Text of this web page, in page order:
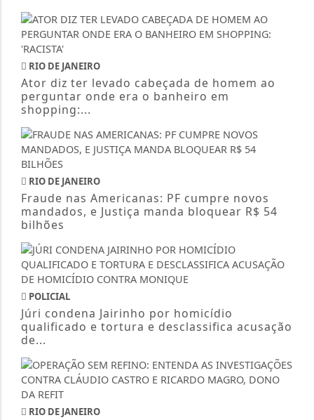
RIO DE JANEIRO
Ator diz ter levado cabeçada de homem ao
perguntar onde era o banheiro em
shopping:...
RIO DE JANEIRO
Fraude nas Americanas: PF cumpre novos
mandados, e Justiça manda bloquear R$ 54
bilhões
POLICIAL
Júri condena Jairinho por homicídio
qualificado e tortura e desclassifica acusação
de...
RIO DE JANEIRO